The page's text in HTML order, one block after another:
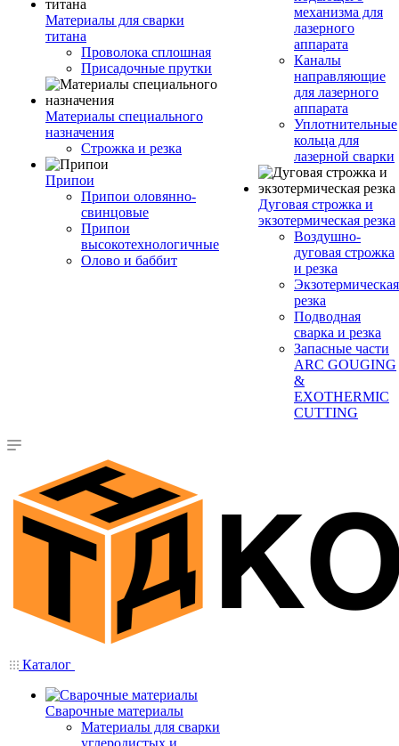
Материалы для сварки
титана
Проволока сплошная
Присадочные прутки
Материалы специального
назначения
Строжка и резка
Припои
Припои оловянно-
свинцовые
Припои
высокотехнологичные
Олово и баббит
механизма для
лазерного
аппарата
Каналы
направляющие
для лазерного
аппарата
Уплотнительные
кольца для
лазерной сварки
Дуговая строжка и
экзотермическая резка
Воздушно-
дуговая строжка
и резка
Экзотермическая
резка
Подводная
сварка и резка
Запасные части
ARC GOUGING
&
EXOTHERMIC
CUTTING
Каталог
Сварочные материалы
Материалы для сварки
углеродистых и